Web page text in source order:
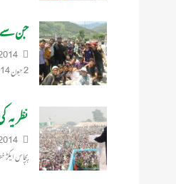
جن سے
2 جون 2014 کو اخبار کے دفتر جاتے ہوئے موبائل فون کی گھنٹی بجی، دفتر کے ایک ساتھی کا فون…
پچاس ایکڑ